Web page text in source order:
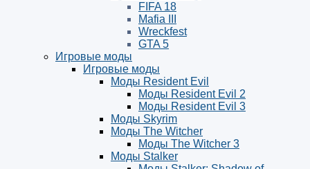
FIFA 18
Mafia III
Wreckfest
GTA 5
Игровые моды
Игровые моды
Моды Resident Evil
Моды Resident Evil 2
Моды Resident Evil 3
Моды Skyrim
Моды The Witcher
Моды The Witcher 3
Моды Stalker